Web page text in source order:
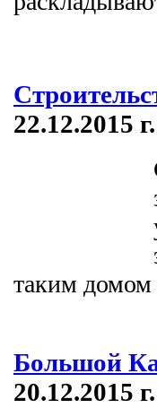
22.12.2015 г.
таким домом
Большой
20.12.2015 г.